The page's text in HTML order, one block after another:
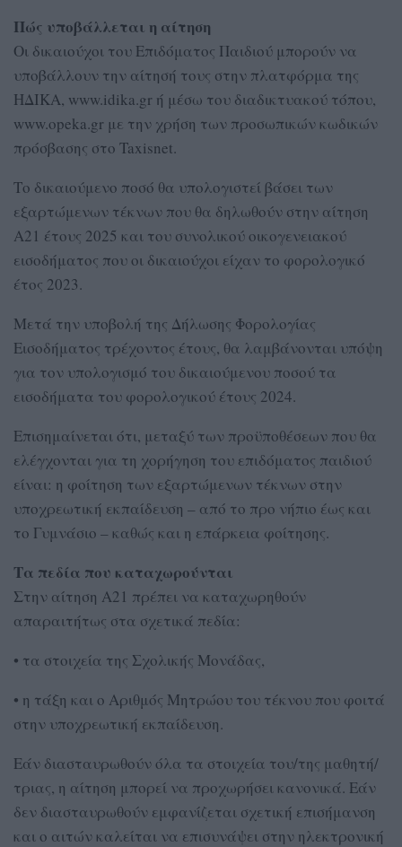
Πώς υποβάλλεται η αίτηση
Οι δικαιούχοι του Επιδόματος Παιδιού μπορούν να
υποβάλλουν την αίτησή τους στην πλατφόρμα της
ΗΔΙΚΑ, www.idika.gr ή μέσω του διαδικτυακού τόπου,
www.opeka.gr με την χρήση των προσωπικών κωδικών
πρόσβασης στο Taxisnet.
Το δικαιούμενο ποσό θα υπολογιστεί βάσει των
εξαρτώμενων τέκνων που θα δηλωθούν στην αίτηση
Α21 έτους 2025 και του συνολικού οικογενειακού
εισοδήματος που οι δικαιούχοι είχαν το φορολογικό
έτος 2023.
Μετά την υποβολή της Δήλωσης Φορολογίας
Εισοδήματος τρέχοντος έτους, θα λαμβάνονται υπόψη
για τον υπολογισμό του δικαιούμενου ποσού τα
εισοδήματα του φορολογικού έτους 2024.
Επισημαίνεται ότι, μεταξύ των προϋποθέσεων που θα
ελέγχονται για τη χορήγηση του επιδόματος παιδιού
είναι: η φοίτηση των εξαρτώμενων τέκνων στην
υποχρεωτική εκπαίδευση – από το προ νήπιο έως και
το Γυμνάσιο – καθώς και η επάρκεια φοίτησης.
Τα πεδία που καταχωρούνται
Στην αίτηση Α21 πρέπει να καταχωρηθούν
απαραιτήτως στα σχετικά πεδία:
• τα στοιχεία της Σχολικής Μονάδας,
• η τάξη και ο Αριθμός Μητρώου του τέκνου που φοιτά
στην υποχρεωτική εκπαίδευση.
Εάν διασταυρωθούν όλα τα στοιχεία του/της μαθητή/
τριας, η αίτηση μπορεί να προχωρήσει κανονικά. Εάν
δεν διασταυρωθούν εμφανίζεται σχετική επισήμανση
και ο αιτών καλείται να επισυνάψει στην ηλεκτρονική